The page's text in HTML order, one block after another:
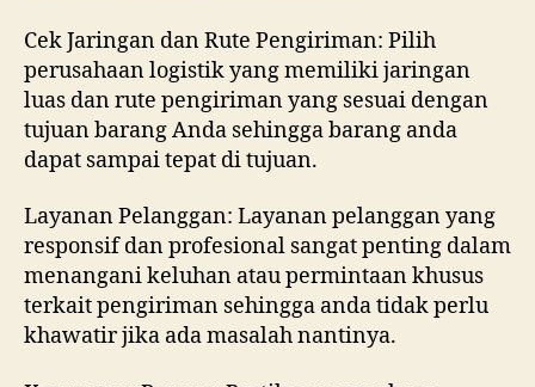
Cek Jaringan dan Rute Pengiriman: Pilih
perusahaan logistik yang memiliki jaringan
luas dan rute pengiriman yang sesuai dengan
tujuan barang Anda sehingga barang anda
dapat sampai tepat di tujuan.
Layanan Pelanggan: Layanan pelanggan yang
responsif dan profesional sangat penting dalam
menangani keluhan atau permintaan khusus
terkait pengiriman sehingga anda tidak perlu
khawatir jika ada masalah nantinya.